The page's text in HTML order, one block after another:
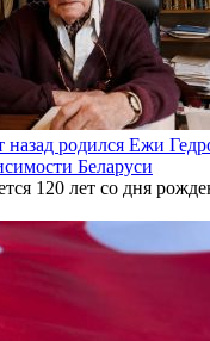
назад родился Ежи
Беларуси
120 лет со дня